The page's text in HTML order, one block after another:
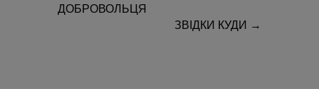
ДОБРОВОЛЬЦЯ
ЗВІДКИ КУДИ →